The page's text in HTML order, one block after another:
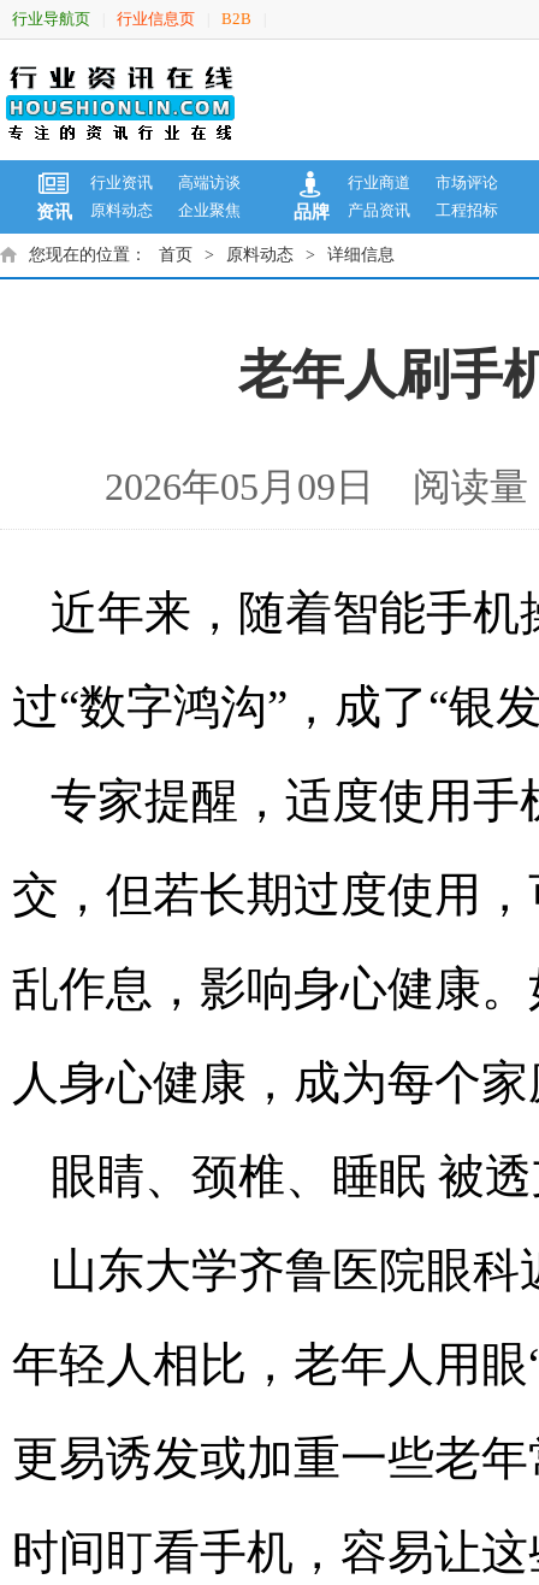
行业导航页 行业信息页 B2B
资讯
行业资讯
高端访谈
原料动态
企业聚焦 品牌
行业商道
市场评论
产品资讯
工程招标
您现在的位置： 首页 > 原料动态 > 详细信息
老年人刷手
2026年05月09日 阅读
近年来，随着智能手
过“数字鸿沟”，成了“银
专家提醒，适度使用
交，但若长期过度使用
乱作息，影响身心健康
人身心健康，成为每个
眼睛、颈椎、睡眠 被
山东大学齐鲁医院眼
年轻人相比，老年人用
更易诱发或加重一些老
时间盯看手机，容易让